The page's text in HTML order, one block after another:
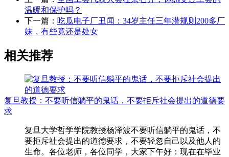
温暖和保护吗？
下一篇： 吃瓜电子厂丑闻：34岁主任三年潜规则200多厂
妹，有些竟还是处女
相关推荐
复旦教授：不要听信躺平的鬼话，不要拒斥社会提出的道德要
求
复旦大学哲学学院教授杨泽波不要听信躺平的鬼话，不
要拒斥社会提出的道德要求，不要轻忽自己以及他人的
生命。各位老师，各位同学，大家下午好：现在在毕业